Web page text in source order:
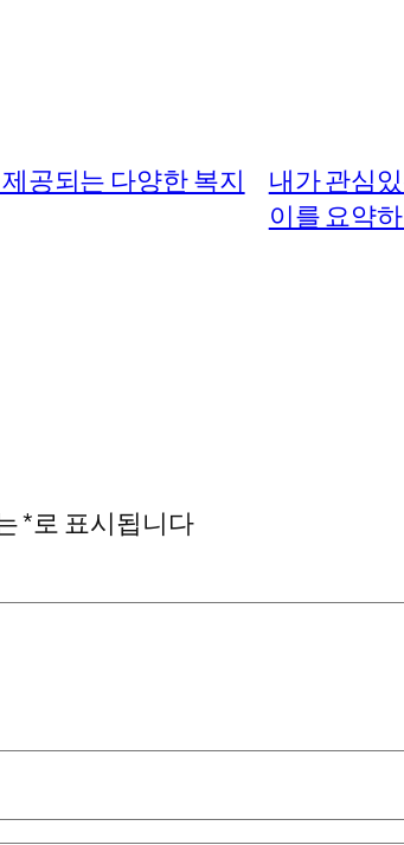
공되는 다양한 복지
내가 관심
이를 요약
*로 표시됩니다